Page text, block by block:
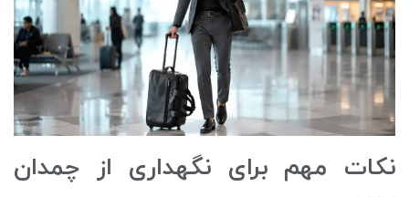
نکات مهم برای نگهداری از چمدان